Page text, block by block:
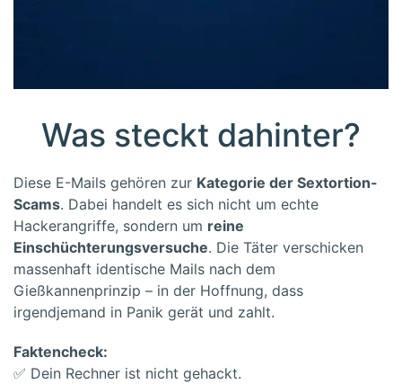
Was steckt dahinter?
Diese E-Mails gehören zur Kategorie der Sextortion-
Scams. Dabei handelt es sich nicht um echte
Hackerangriffe, sondern um reine
Einschüchterungsversuche. Die Täter verschicken
massenhaft identische Mails nach dem
Gießkannenprinzip – in der Hoffnung, dass
irgendjemand in Panik gerät und zahlt.
Faktencheck:
✅ Dein Rechner ist nicht gehackt.